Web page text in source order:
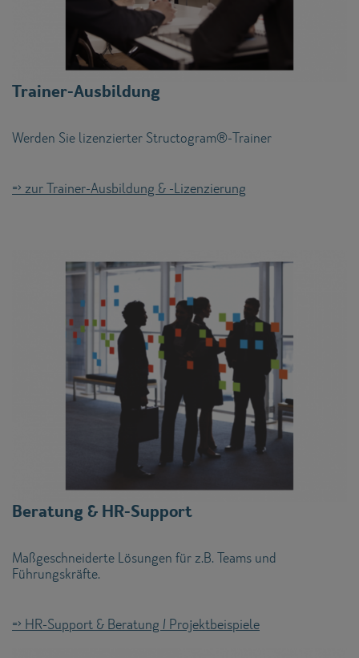
Trainer-Ausbildung
Werden Sie lizenzierter Structogram®-Trainer
=> zur Trainer-Ausbildung & -Lizenzierung
Beratung & HR-Support
Maßgeschneiderte Lösungen für z.B. Teams und
Führungskräfte.
=> HR-Support & Beratung / Projektbeispiele